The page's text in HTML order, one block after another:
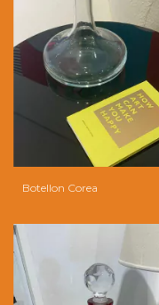
Botellon Corea